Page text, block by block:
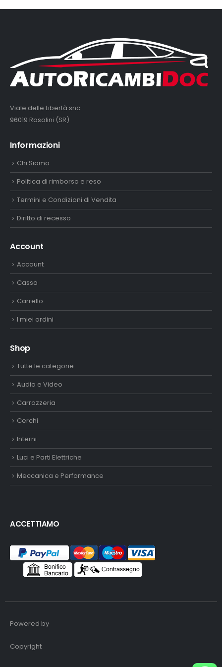
Viale delle Libertà snc
96019 Rosolini (SR)
Informazioni
Chi Siamo
Politica di rimborso e reso
Termini e Condizioni di Vendita
Diritto di recesso
Account
Account
Cassa
Carrello
I miei ordini
Shop
Tutte le categorie
Audio e Video
Carrozzeria
Cerchi
Interni
Luci e Parti Elettriche
Meccanica e Performance
ACCETTIAMO
Powered by
Copyright